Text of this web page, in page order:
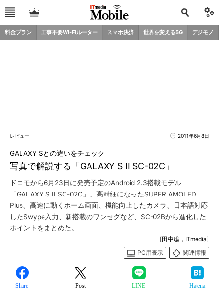
料金プラン 工事不要Wi-Fiルーター スマホ決済 世界を変える5G デジモノ
レビュー 2011年6月8日
写真で解説する「GALAXY S II SC-02C」
GALAXY Sとの違いをチェック
ドコモから6月23日に発売予定のAndroid 2.3搭載モデル
「GALAXY S II SC-02C」。高精細になったSUPER AMOLED
Plus、高速に動くホーム画面、機能向上したカメラ、日本語対応
したSwype入力、新搭載のワンセグなど、SC-02Bから進化した
ポイントをまとめた。
[田中聡，ITmedia]
PC用表示
関連情報
Share Post LINE Hatena